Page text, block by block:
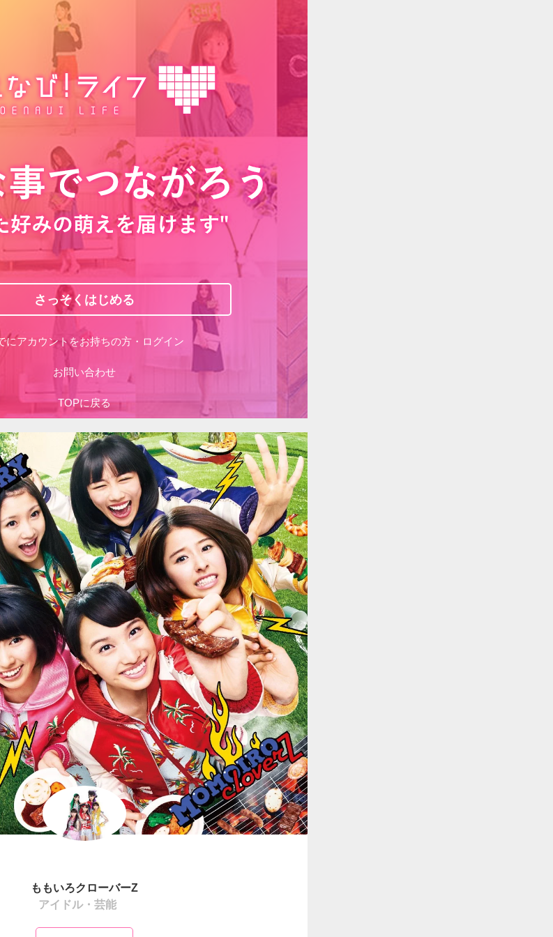
さっそくはじめる
にアカウントをお持ちの方・ログイン
お問い合わせ
TOPに戻る
ももいろクローバーZ
アイドル・芸能